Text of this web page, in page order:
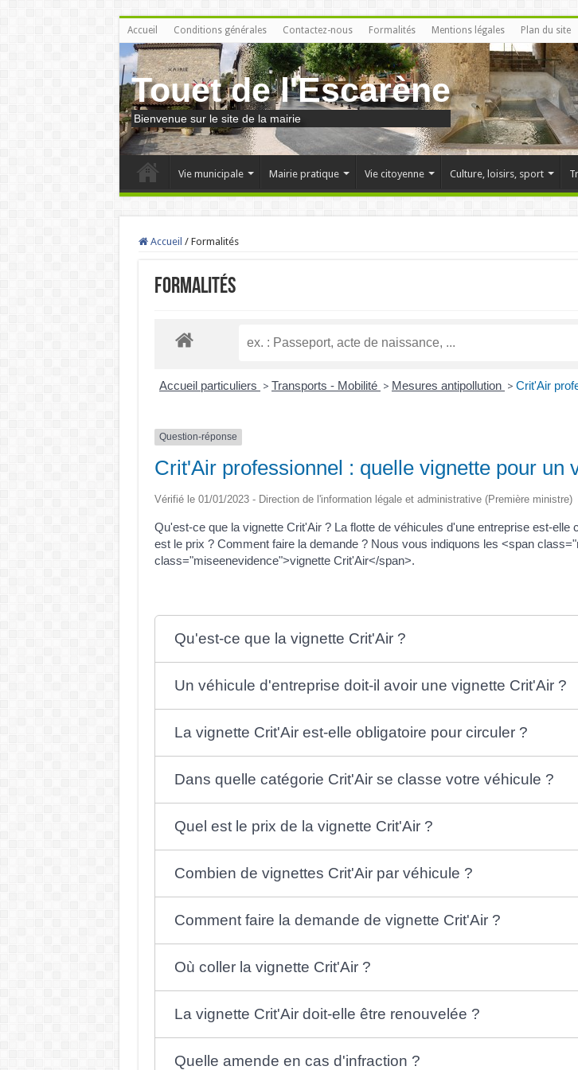
Accueil Conditions générales Contactez-nous Formalités Mentions légales Plan du site
Touet de l'Escarène
Bienvenue sur le site de la mairie
Vie municipale Mairie pratique Vie citoyenne Culture, loisirs, sport
Accueil / Formalités
Formalités
Accueil particuliers > Transports - Mobilité > Mesures antipollution > Crit'Air
Question-réponse
Crit'Air professionnel : quelle vignette pour un
Vérifié le 01/01/2023 - Direction de l'information légale et administrative (Première ministre)
Qu'est-ce que la vignette Crit'Air ? La flotte de véhicules d'une entreprise est-
est le prix ? Comment faire la demande ? Nous vous indiquons les <span
class="miseenevidence">vignette Crit'Air</span>.
Qu'est-ce que la vignette Crit'Air ?
Un véhicule d'entreprise doit-il avoir une vignette Crit'Air ?
La vignette Crit'Air est-elle obligatoire pour circuler ?
Dans quelle catégorie Crit'Air se classe votre véhicule ?
Quel est le prix de la vignette Crit'Air ?
Combien de vignettes Crit'Air par véhicule ?
Comment faire la demande de vignette Crit'Air ?
Où coller la vignette Crit'Air ?
La vignette Crit'Air doit-elle être renouvelée ?
Quelle amende en cas d'infraction ?